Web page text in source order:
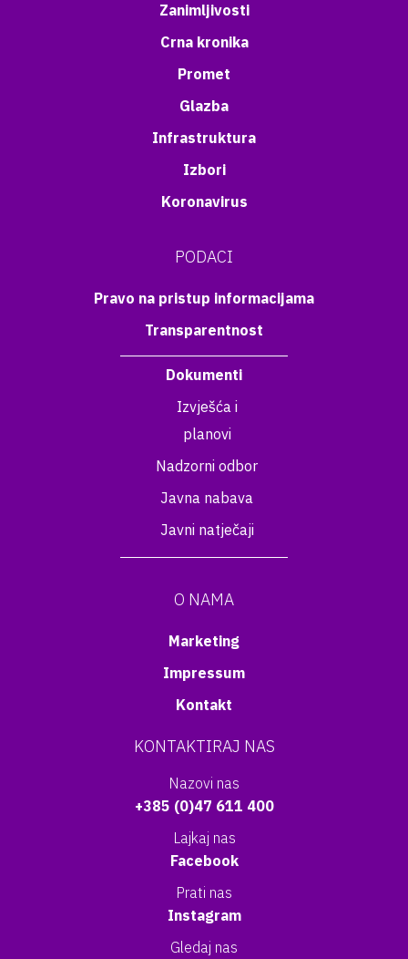
Zanimljivosti
Crna kronika
Promet
Glazba
Infrastruktura
Izbori
Koronavirus
PODACI
Pravo na pristup informacijama
Transparentnost
Dokumenti
Izvješća i
planovi
Nadzorni odbor
Javna nabava
Javni natječaji
O NAMA
Marketing
Impressum
Kontakt
KONTAKTIRAJ NAS
Nazovi nas
+385 (0)47 611 400
Lajkaj nas
Facebook
Prati nas
Instagram
Gledaj nas